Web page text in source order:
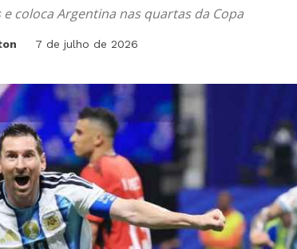
coloca Argentina nas quartas da Copa
7 de julho de 2026